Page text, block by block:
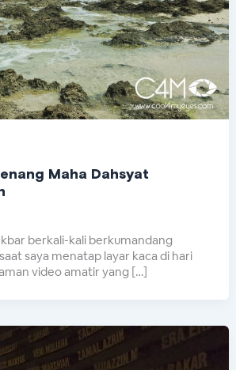
Maha Dahsyat
berkali-kali berkumandang
saya menatap layar kaca di hari
video amatir yang […]